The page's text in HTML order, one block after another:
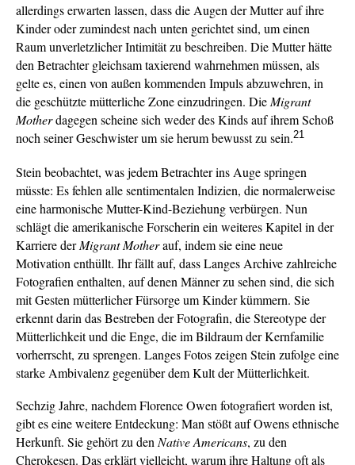
allerdings erwarten lassen, dass die Augen der Mutter auf ihre
Kinder oder zumindest nach unten gerichtet sind, um einen
Raum unverletzlicher Intimität zu beschreiben. Die Mutter hätte
den Betrachter gleichsam taxierend wahrnehmen müssen, als
gelte es, einen von außen kommenden Impuls abzuwehren, in
die geschützte mütterliche Zone einzudringen. Die Migrant
Motherdagegen scheine sich weder des Kinds auf ihrem Schoß
noch seiner Geschwister um sie herum bewusst zu sein.21
Stein beobachtet, was jedem Betrachter ins Auge springen
müsste: Es fehlen alle sentimentalen Indizien, die normalerweise
eine harmonische Mutter-Kind-Beziehung verbürgen. Nun
schlägt die amerikanische Forscherin ein weiteres Kapitel in der
Karriere derMigrant Motherauf, indem sie eine neue
Motivation enthüllt. Ihr fällt auf, dass Langes Archive zahlreiche
Fotografien enthalten, auf denen Männer zu sehen sind, die sich
mit Gesten mütterlicher Fürsorge um Kinder kümmern. Sie
erkennt darin das Bestreben der Fotografin, die Stereotype der
Mütterlichkeit und die Enge, die im Bildraum der Kernfamilie
vorherrscht, zu sprengen. Langes Fotos zeigen Stein zufolge eine
starke Ambivalenz gegenüber dem Kult der Mütterlichkeit.
Sechzig Jahre, nachdem Florence Owen fotografiert worden ist,
gibt es eine weitere Entdeckung: Man stößt auf Owens ethnische
Herkunft. Sie gehört zu den Native Americans, zu den
Cherokesen. Das erklärt vielleicht, warum ihre Haltung oft als